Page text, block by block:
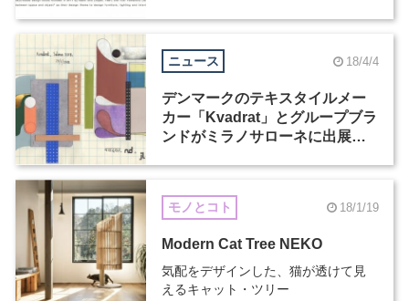
ニュース 18/4/4
デンマークのテキスタイルメー
カー「Kvadrat」とグループブラ
ンドがミラノサローネに出展、
モノとコト 18/1/19
Modern Cat Tree NEKO
気配をデザインした、猫が透けて見
えるキャット・ツリー